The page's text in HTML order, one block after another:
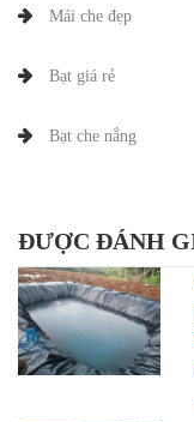
Mái che đẹp
Bạt giá rẻ
Bạt che nắng
ĐƯỢC ĐÁNH